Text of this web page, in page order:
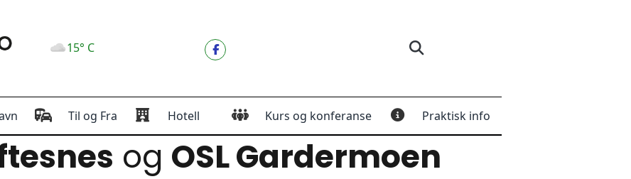
15° C
Til og Fra Hotell Kurs og konferanse Praktisk info
og OSL Gardermoen